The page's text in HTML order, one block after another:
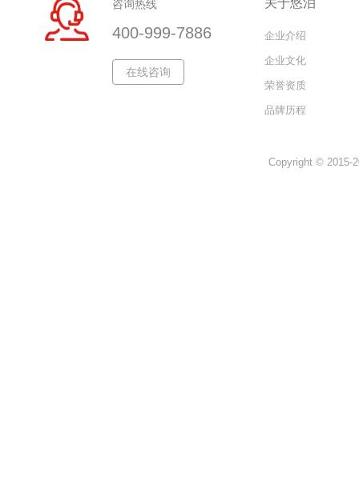
咨询热线
400-999-7886
在线咨询
关于悠泊
企业介绍
企业文化
荣誉资质
品牌历程
Copyright © 2015-